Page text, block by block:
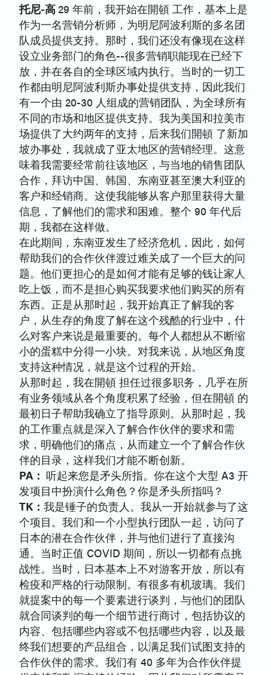
托尼-高29 年前，我开始在開頓 工作，基本上是
作为一名营销分析师，为明尼阿波利斯的多名团
队成员提供支持。那时，我们还没有像现在这样
设立业务部门的角色--很多营销职能现在已经下
放，并在各自的全球区域内执行。当时的一切工
作都由明尼阿波利斯办事处提供支持，因此我们
有一个由 20-30 人组成的营销团队，为全球所有
不同的市场和地区提供支持。我为美国和拉美市
场提供了大约两年的支持，后来我们開頓 了新加
坡办事处，我就成了亚太地区的营销经理。这意
味着我需要经常前往该地区，与当地的销售团队
合作，拜访中国、韩国、东南亚甚至澳大利亚的
客户和经销商。这使我能够从客户那里获得大量
信息，了解他们的需求和困难。整个 90 年代后
期，我都在这样做。
在此期间，东南亚发生了经济危机，因此，如何
帮助我们的合作伙伴渡过难关成了一个巨大的问
题。他们更担心的是如何才能有足够的钱让家人
吃上饭，而不是担心购买我要求他们购买的所有
东西。正是从那时起，我开始真正了解我的客
户，从生存的角度了解在这个残酷的行业中，什
么对客户来说是最重要的。每个人都想从不断缩
小的蛋糕中分得一小块。对我来说，从地区角度
支持这种情况，就是这个过程的开始。
从那时起，我在開頓 担任过很多职务，几乎在所
有业务领域从各个角度积累了经验，但在開頓 的
最初日子帮助我确立了指导原则。从那时起，我
的工作重点就是深入了解合作伙伴的要求和需
求，明确他们的痛点，从而建立一个了解合作伙
伴的目录，这样我们才能不断创新。
PA： 听起来您是矛头所指。你在这个大型 A3 开
发项目中扮演什么角色？你是矛头所指吗？
TK： 我是锤子的负责人。我从一开始就参与了这
个项目。我们和一个小型执行团队一起，访问了
日本的潜在合作伙伴，并与他们进行了直接沟
通。当时正值 COVID 期间，所以一切都有点挑
战性。当时，日本基本上不对游客开放，所以有
检疫和严格的行动限制。有很多有机玻璃。我们
就提案中的每一个要素进行谈判，与他们的团队
就合同谈判的每一个细节进行商讨，包括协议的
内容、包括哪些内容或不包括哪些内容，以及最
终我们想要的产品组合，以满足我们试图支持的
合作伙伴的需求。我们有 40 多年为合作伙伴提